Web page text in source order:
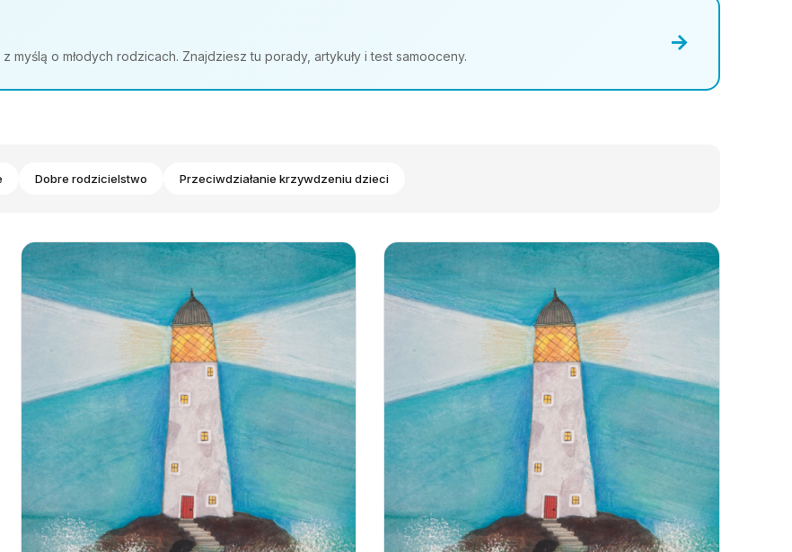
o młodych rodzicach. Znajdziesz tu porady, artykuły i test samooceny.
→
Dobre rodzicielstwo Przeciwdziałanie krzywdzeniu dzieci